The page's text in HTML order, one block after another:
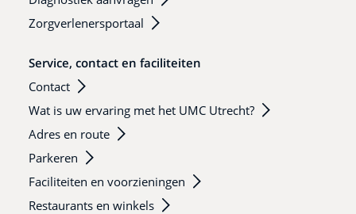
Zorgverlenersportaal
Service, contact en faciliteiten
Contact
Wat is uw ervaring met het UMC Utrecht?
Adres en route
Parkeren
Faciliteiten en voorzieningen
Restaurants en winkels